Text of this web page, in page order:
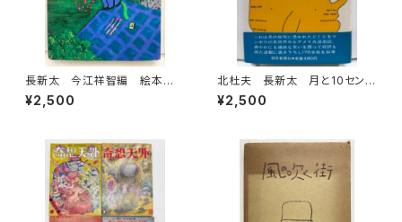
長新太 今江祥智編 絵本作
家文庫 1977年 すばる書房
文庫
¥2,500
北杜夫 長新太 月と10セン
ト 1971年 初版 帯 朝日
新聞社
¥2,500